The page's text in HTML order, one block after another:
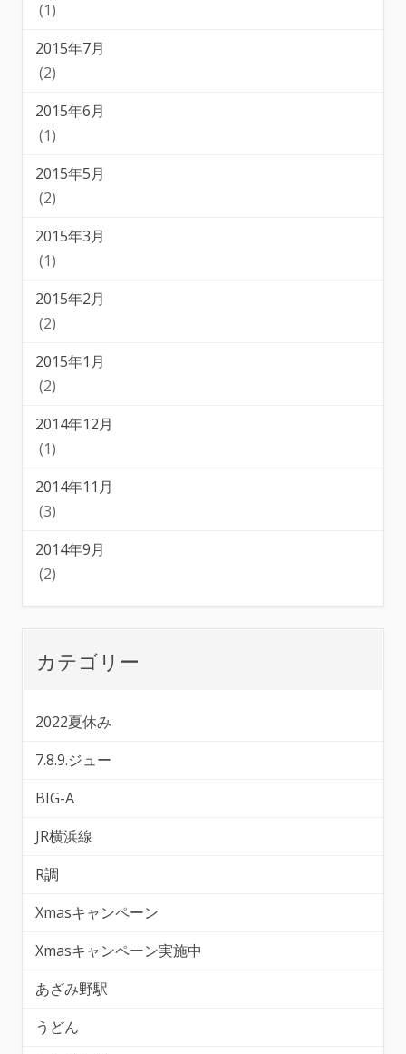
(1)
2015年7月
(2)
2015年6月
(1)
2015年5月
(2)
2015年3月
(1)
2015年2月
(2)
2015年1月
(2)
2014年12月
(1)
2014年11月
(3)
2014年9月
(2)
カテゴリー
2022夏休み
7.8.9.ジュー
BIG-A
JR横浜線
R調
Xmasキャンペーン
Xmasキャンペーン実施中
あざみ野駅
うどん